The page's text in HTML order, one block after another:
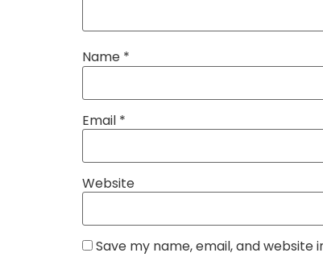
Name *
Email *
Website
Save my name, email, and